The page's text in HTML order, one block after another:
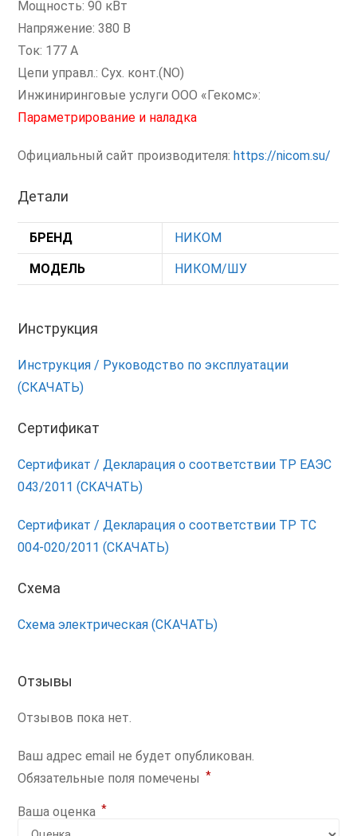
Мощность: 90 кВт
Напряжение: 380 В
Ток: 177 А
Цепи управл.: Сух. конт.(NO)
Инжиниринговые услуги ООО «Гекомс»:
Параметрирование и наладка
Официальный сайт производителя:https://nicom.su/
Детали
БРЕНД НИКОМ
МОДЕЛЬ НИКОМ/ШУ
Инструкция
Инструкция / Руководство по эксплуатации
(СКАЧАТЬ)
Сертификат
Сертификат / Декларация о соответствии ТР ЕАЭС
043/2011 (СКАЧАТЬ)
Сертификат / Декларация о соответствии ТР ТС
004-020/2011 (СКАЧАТЬ)
Схема
Схема электрическая (СКАЧАТЬ)
Отзывы
Отзывов пока нет.
Ваш адрес email не будет опубликован.
Обязательные поля помечены *
Ваша оценка *